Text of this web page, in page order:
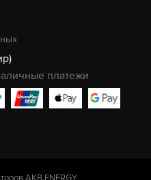
платежи